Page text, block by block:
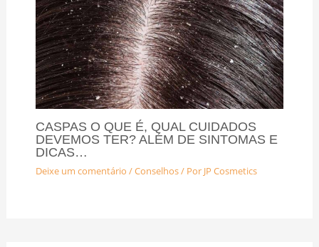
CASPAS O QUE É, QUAL CUIDADOS
DEVEMOS TER? ALÉM DE SINTOMAS E
DICAS…
Deixe um comentário /Conselhos/ Por JP Cosmetics